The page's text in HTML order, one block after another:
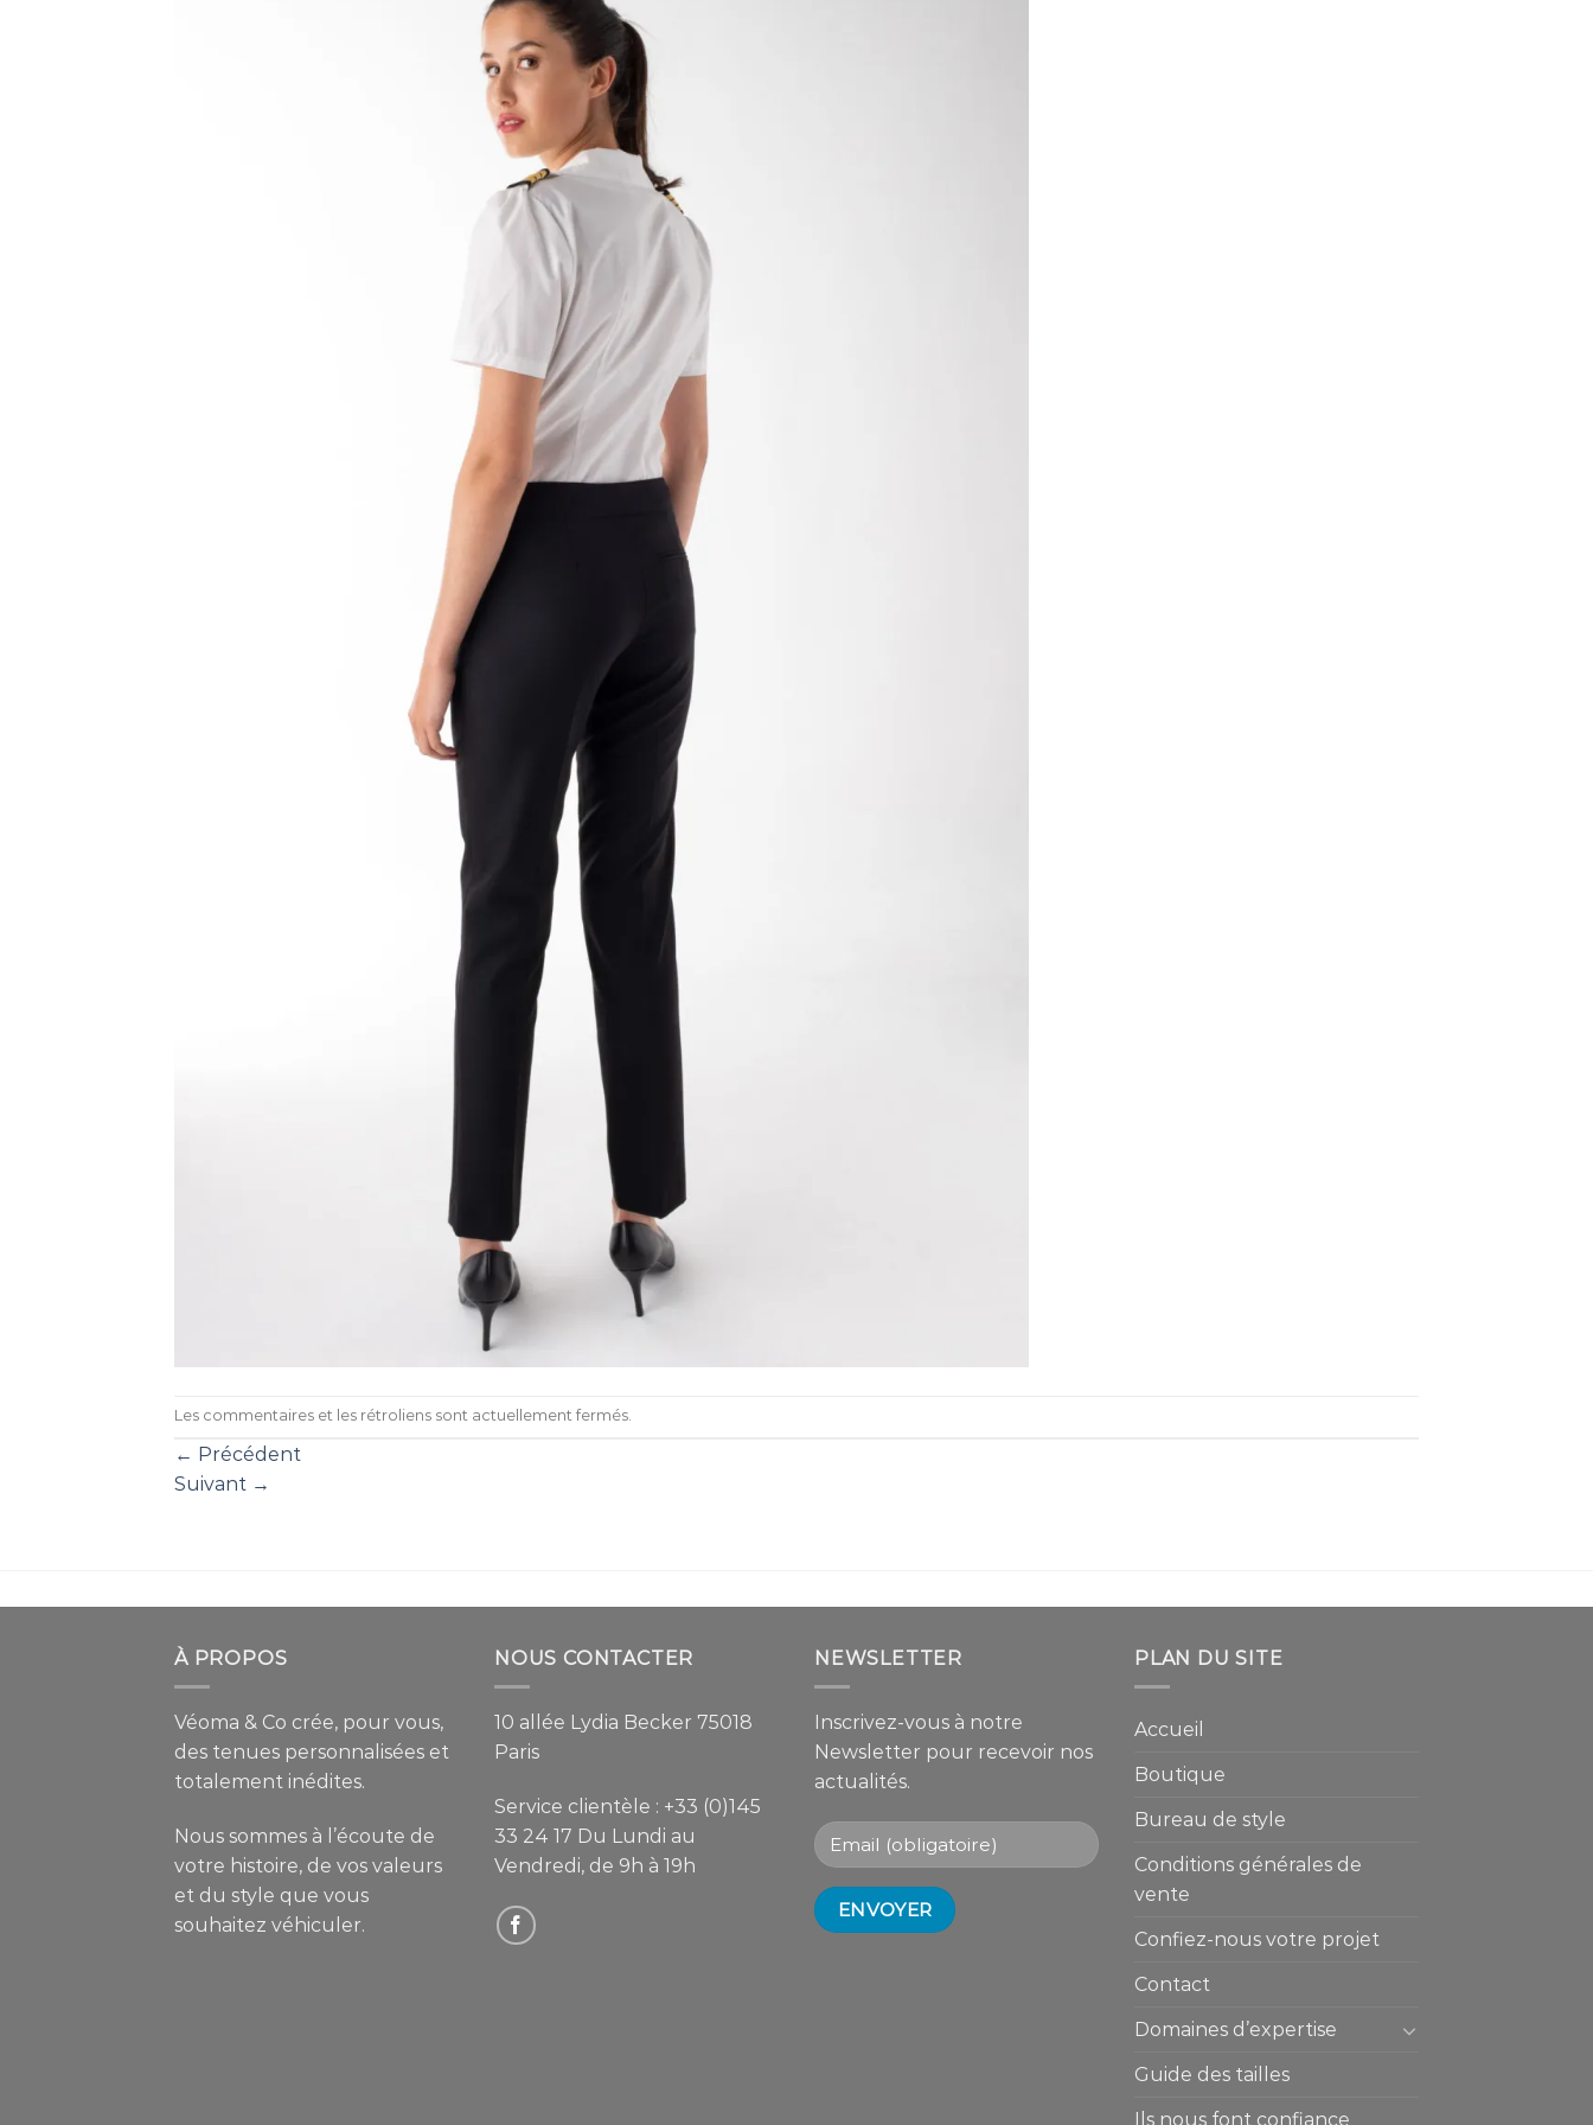
Les commentaires et les rétroliens sont actuellement fermés.
← Précédent
Suivant →
À PROPOS
Véoma & Co crée, pour vous,
des tenues personnalisées et
totalement inédites.
Nous sommes à l’écoute de
votre histoire, de vos valeurs
et du style que vous
souhaitez véhiculer.
NOUS CONTACTER
10 allée Lydia Becker 75018
Paris
Service clientèle : +33 (0)145
33 24 17 Du Lundi au
Vendredi, de 9h à 19h
NEWSLETTER
Inscrivez-vous à notre
Newsletter pour recevoir nos
actualités.
PLAN DU SITE
Accueil
Boutique
Bureau de style
Conditions générales de
vente
Confiez-nous votre projet
Contact
Domaines d’expertise
Guide des tailles
Ils nous font confiance